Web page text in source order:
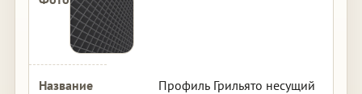
Профиль Грильято несущий